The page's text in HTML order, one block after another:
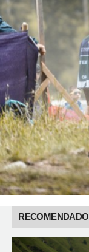
RECOMENDADO